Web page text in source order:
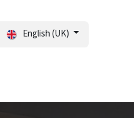
English (UK)